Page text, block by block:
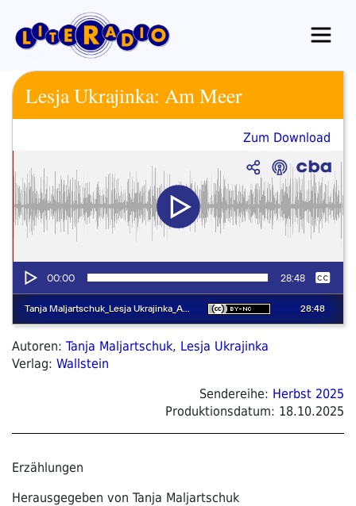
Inhalt
springen
Lesja Ukrajinka: Am Meer
Zum Download
Autoren: Tanja Maljartschuk, Lesja Ukrajinka
Verlag: Wallstein
Sendereihe: Herbst 2025
Produktionsdatum: 18.10.2025
Erzählungen
Herausgegeben von Tanja Maljartschuk